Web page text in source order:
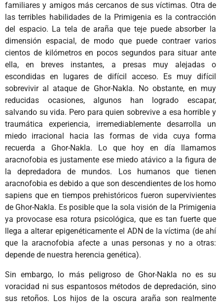
familiares y amigos más cercanos de sus víctimas. Otra de
las terribles habilidades de la Primigenia es la contracción
del espacio. La tela de araña que teje puede absorber la
dimensión espacial, de modo que puede contraer varios
cientos de kilómetros en pocos segundos para situar ante
ella, en breves instantes, a presas muy alejadas o
escondidas en lugares de difícil acceso. Es muy difícil
sobrevivir al ataque de Ghor-Nakla. No obstante, en muy
reducidas ocasiones, algunos han logrado escapar,
salvando su vida. Pero para quien sobrevive a esa horrible y
traumática experiencia, irremediablemente desarrolla un
miedo irracional hacia las formas de vida cuya forma
recuerda a Ghor-Nakla. Lo que hoy en día llamamos
aracnofobia es justamente ese miedo atávico a la figura de
la depredadora de mundos. Los humanos que tienen
aracnofobia es debido a que son descendientes de los homo
sapiens que en tiempos prehistóricos fueron supervivientes
de Ghor-Nakla. Es posible que la sola visión de la Primigenia
ya provocase esa rotura psicológica, que es tan fuerte que
llega a alterar epigenéticamente el ADN de la víctima (de ahí
que la aracnofobia afecte a unas personas y no a otras:
depende de nuestra herencia genética).
Sin embargo, lo más peligroso de Ghor-Nakla no es su
voracidad ni sus espantosos métodos de depredación, sino
sus retoños. Los hijos de la oscura araña son realmente